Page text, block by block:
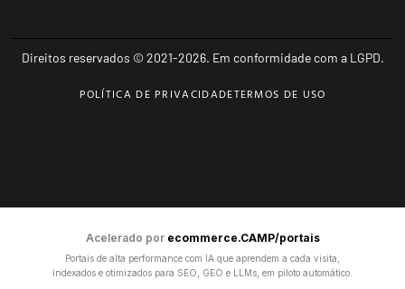
Direitos reservados © 2021-2026. Em conformidade com a LGPD.
POLÍTICA DE PRIVACIDADETERMOS DE USO
Acelerado por ecommerce.CAMP/portais
Portais de alta performance com IA que aprendem a cada visita,
indexados e otimizados para SEO, GEO e LLMs, em piloto automático.